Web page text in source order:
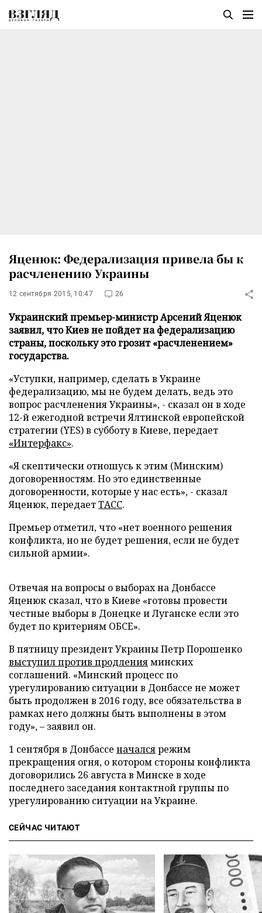
Яценюк: Федерализация привела бы к
расчленению Украины
12 сентября 2015, 10:47 26
Украинский премьер-министр Арсений Яценюк
заявил, что Киев не пойдет на федерализацию
страны, поскольку это грозит «расчленением»
государства.
«Уступки, например, сделать в Украине
федерализацию, мы не будем делать, ведь это
вопрос расчленения Украины», - сказал он в ходе
12-й ежегодной встречи Ялтинской европейской
стратегии (YES) в субботу в Киеве, передает
«Интерфакс».
«Я скептически отношусь к этим (Минским)
договоренностям. Но это единственные
договоренности, которые у нас есть», - сказал
Яценюк, передаетТАСС.
Премьер отметил, что «нет военного решения
конфликта, но не будет решения, если не будет
сильной армии».
Отвечая на вопросы о выборах на Донбассе
Яценюк сказал, что в Киеве «готовы провести
честные выборы в Донецке и Луганске если это
будет по критериям ОБСЕ».
В пятницу президент Украины Петр Порошенко
выступил против продленияминских
соглашений. «Минский процесс по
урегулированию ситуации в Донбассе не может
быть продолжен в 2016 году, все обязательства в
рамках него должны быть выполнены в этом
году», – заявил он.
1 сентября в Донбассе началсярежим
прекращения огня, о котором стороны конфликта
договорились 26 августа в Минске в ходе
последнего заседания контактной группы по
урегулированию ситуации на Украине.
СЕЙЧАС ЧИТАЮТ